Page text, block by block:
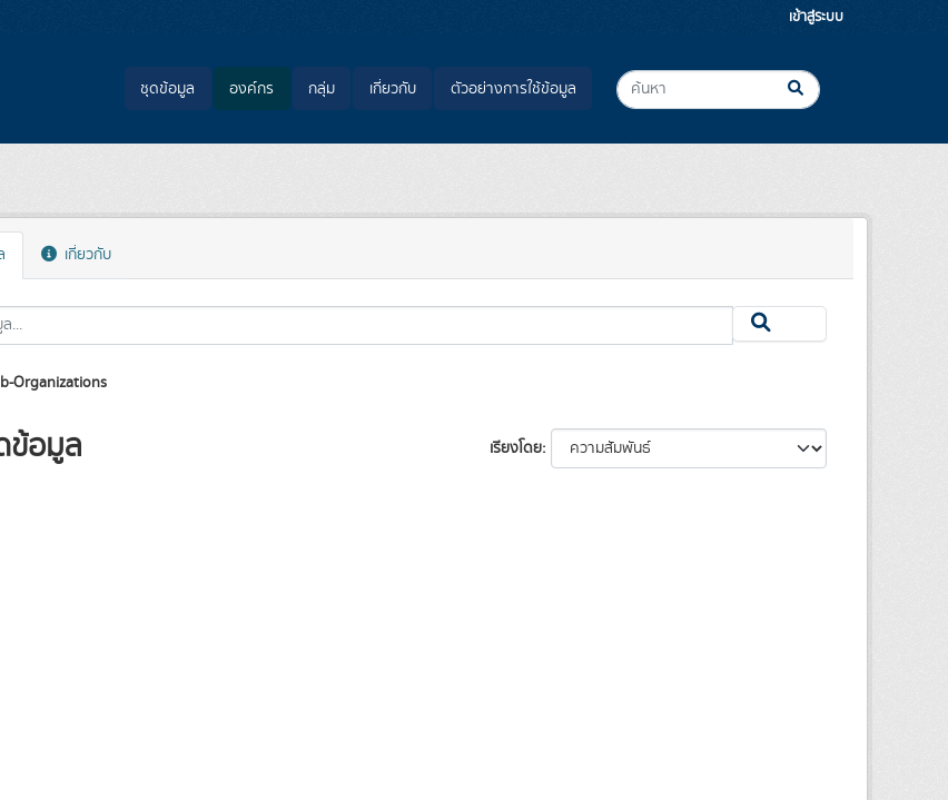
เข้าสู่ระบบ
ชุดข้อมูล องค์กร กลุ่ม เกี่ยวกับ ตัวอย่างการใช้ข้อมูล
เกี่ยวกับ
Organizations
เรียงโดย
ข้อมูล